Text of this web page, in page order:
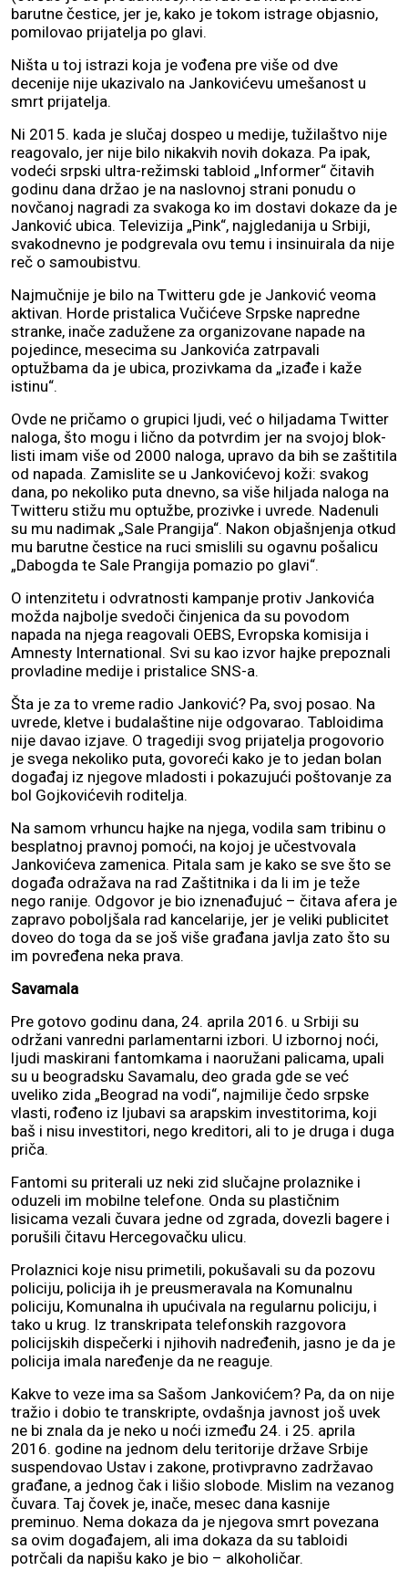
barutne čestice, jer je, kako je tokom istrage objasnio,
pomilovao prijatelja po glavi.
Ništa u toj istrazi koja je vođena pre više od dve
decenije nije ukazivalo na Jankovićevu umešanost u
smrt prijatelja.
Ni 2015. kada je slučaj dospeo u medije, tužilaštvo nije
reagovalo, jer nije bilo nikakvih novih dokaza. Pa ipak,
vodeći srpski ultra-režimski tabloid „Informer“ čitavih
godinu dana držao je na naslovnoj strani ponudu o
novčanoj nagradi za svakoga ko im dostavi dokaze da je
Janković ubica. Televizija „Pink“, najgledanija u Srbiji,
svakodnevno je podgrevala ovu temu i insinuirala da nije
reč o samoubistvu.
Najmučnije je bilo na Twitteru gde je Janković veoma
aktivan. Horde pristalica Vučićeve Srpske napredne
stranke, inače zadužene za organizovane napade na
pojedince, mesecima su Jankovića zatrpavali
optužbama da je ubica, prozivkama da „izađe i kaže
istinu“.
Ovde ne pričamo o grupici ljudi, već o hiljadama Twitter
naloga, što mogu i lično da potvrdim jer na svojoj blok-
listi imam više od 2000 naloga, upravo da bih se zaštitila
od napada. Zamislite se u Jankovićevoj koži: svakog
dana, po nekoliko puta dnevno, sa više hiljada naloga na
Twitteru stižu mu optužbe, prozivke i uvrede. Nadenuli
su mu nadimak „Sale Prangija“. Nakon objašnjenja otkud
mu barutne čestice na ruci smislili su ogavnu pošalicu
„Dabogda te Sale Prangija pomazio po glavi“.
O intenzitetu i odvratnosti kampanje protiv Jankovića
možda najbolje svedoči činjenica da su povodom
napada na njega reagovali OEBS, Evropska komisija i
Amnesty International. Svi su kao izvor hajke prepoznali
provladine medije i pristalice SNS-a.
Šta je za to vreme radio Janković? Pa, svoj posao. Na
uvrede, kletve i budalaštine nije odgovarao. Tabloidima
nije davao izjave. O tragediji svog prijatelja progovorio
je svega nekoliko puta, govoreći kako je to jedan bolan
događaj iz njegove mladosti i pokazujući poštovanje za
bol Gojkovićevih roditelja.
Na samom vrhuncu hajke na njega, vodila sam tribinu o
besplatnoj pravnoj pomoći, na kojoj je učestvovala
Jankovićeva zamenica. Pitala sam je kako se sve što se
događa odražava na rad Zaštitnika i da li im je teže
nego ranije. Odgovor je bio iznenađujuć – čitava afera je
zapravo poboljšala rad kancelarije, jer je veliki publicitet
doveo do toga da se još više građana javlja zato što su
im povređena neka prava.
Savamala
Pre gotovo godinu dana, 24. aprila 2016. u Srbiji su
održani vanredni parlamentarni izbori. U izbornoj noći,
ljudi maskirani fantomkama i naoružani palicama, upali
su u beogradsku Savamalu, deo grada gde se već
uveliko zida „Beograd na vodi“, najmilije čedo srpske
vlasti, rođeno iz ljubavi sa arapskim investitorima, koji
baš i nisu investitori, nego kreditori, ali to je druga i duga
priča.
Fantomi su priterali uz neki zid slučajne prolaznike i
oduzeli im mobilne telefone. Onda su plastičnim
lisicama vezali čuvara jedne od zgrada, dovezli bagere i
porušili čitavu Hercegovačku ulicu.
Prolaznici koje nisu primetili, pokušavali su da pozovu
policiju, policija ih je preusmeravala na Komunalnu
policiju, Komunalna ih upućivala na regularnu policiju, i
tako u krug. Iz transkripata telefonskih razgovora
policijskih dispečerki i njihovih nadređenih, jasno je da je
policija imala naređenje da ne reaguje.
Kakve to veze ima sa Sašom Jankovićem? Pa, da on nije
tražio i dobio te transkripte, ovdašnja javnost još uvek
ne bi znala da je neko u noći između 24. i 25. aprila
2016. godine na jednom delu teritorije države Srbije
suspendovao Ustav i zakone, protivpravno zadržavao
građane, a jednog čak i lišio slobode. Mislim na vezanog
čuvara. Taj čovek je, inače, mesec dana kasnije
preminuo. Nema dokaza da je njegova smrt povezana
sa ovim događajem, ali ima dokaza da su tabloidi
potrčali da napišu kako je bio – alkoholičar.